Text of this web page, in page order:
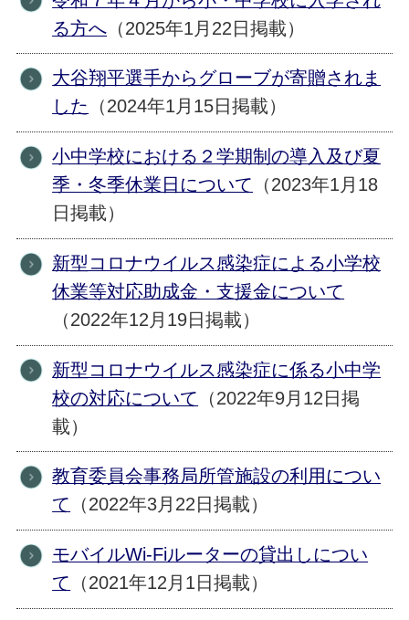
る方へ （2025年1月22日掲載）
大谷翔平選手からグローブが寄贈されま
した （2024年1月15日掲載）
小中学校における２学期制の導入及び夏
季・冬季休業日について （2023年1月18
日掲載）
新型コロナウイルス感染症による小学校
休業等対応助成金・支援金について
（2022年12月19日掲載）
新型コロナウイルス感染症に係る小中学
校の対応について （2022年9月12日掲
載）
教育委員会事務局所管施設の利用につい
て （2022年3月22日掲載）
モバイルWi-Fiルーターの貸出しについ
て （2021年12月1日掲載）